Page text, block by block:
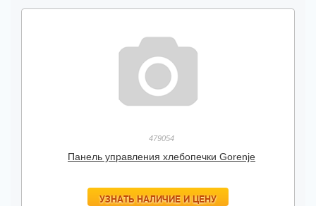
479054
Панель управления хлебопечки Gorenje
УЗНАТЬ НАЛИЧИЕ И ЦЕНУ